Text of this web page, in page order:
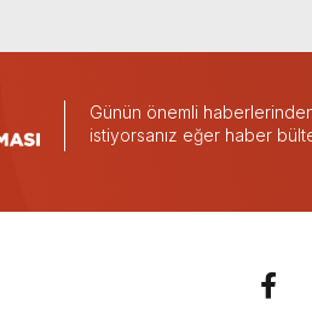
Günün önemli
istiyorsanız eğer haber